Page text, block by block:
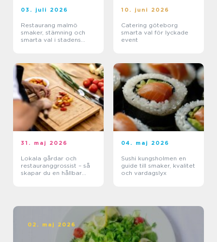
03. juli 2026
Restaurang malmö
smaker, stämning och
smarta val i stadens
10. juni 2026
Catering göteborg
smarta val för lyckade
event
31. maj 2026
Lokala gårdar och
restauranggrossist – så
skapar du en hållbar
04. maj 2026
Sushi kungsholmen en
guide till smaker, kvalitet
och vardagslyx
02. maj 2026